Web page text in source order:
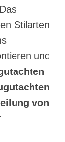
Stilarten
und
von